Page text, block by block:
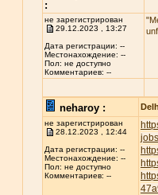
:
не зарегистрирован
29.12.2023 , 13:27
Дата регистрации: --
Местонахождение: --
Пол: не доступно
Комментариев: --
neharoy :
не зарегистрирован
28.12.2023 , 12:44
Дата регистрации: --
Местонахождение: --
Пол: не доступно
Комментариев: --